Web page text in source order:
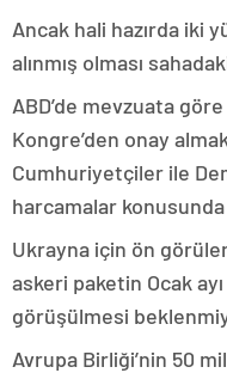
Ancak hali hazırda iki
alınmış olması
ABD’de mevzuata
Kongre’den onay
Cumhuriyetçiler ile
harcamalar
Ukrayna için ön
askeri paketin Ocak
görüşülmesi
Avrupa Birliği’nin 50